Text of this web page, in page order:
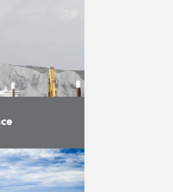
voor dit
gaf
voor